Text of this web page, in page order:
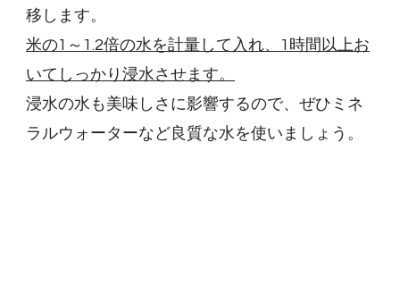
移します。
米の1～1.2倍の水を計量して入れ、1時間以上お
いてしっかり浸水させます。
浸水の水も美味しさに影響するので、ぜひミネ
ラルウォーターなど良質な水を使いましょう。